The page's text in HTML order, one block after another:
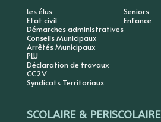
Les élus
Etat civil
Démarches administratives
Conseils Municipaux
Arrêtés Municipaux
PLU
Déclaration de travaux
CC2V
Syndicats Territoriaux
Seniors
Enfance
SCOLAIRE & PERISCOLAIRE